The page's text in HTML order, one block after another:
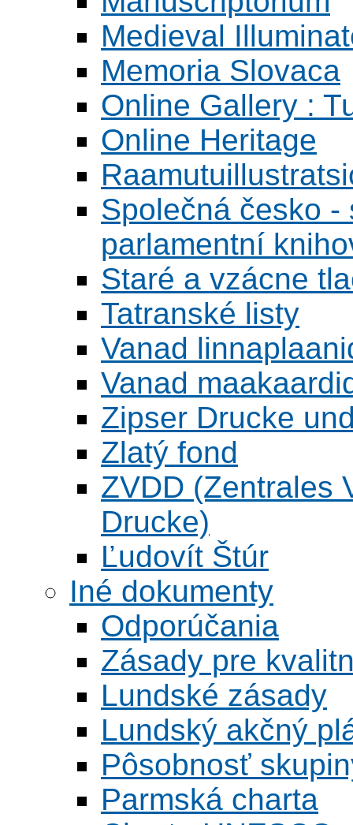
Medieval
Memoria Slovaca
Online Gallery :
Online Heritage
Společná česko
parlamentní
Staré a vzácne
Tatranské listy
Vanad
Vanad
Zipser Drucke
Zlatý fond
ZVDD (Zentrales
Drucke)
Ľudovít Štúr
Iné dokumenty
Odporúčania
Zásady pre
Lundské zásady
Lundský akčný
Pôsobnosť
Parmská charta